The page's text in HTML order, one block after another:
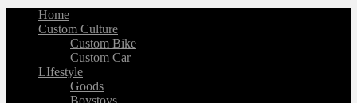
Home
Custom Culture
Custom Bike
Custom Car
LIfestyle
Goods
Boystoys